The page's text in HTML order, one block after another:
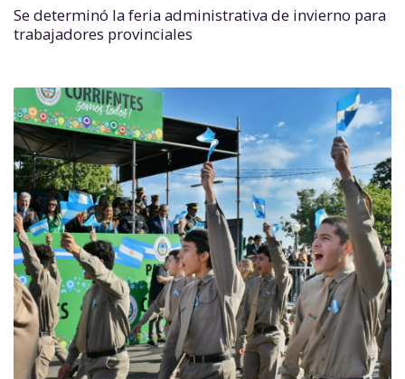
Se determinó la feria administrativa de invierno para
trabajadores provinciales